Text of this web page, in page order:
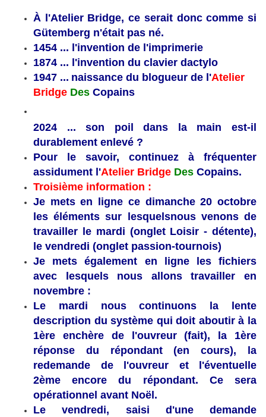
À l'Atelier Bridge, ce serait donc comme si
Gütemberg n'était pas né.
1454 ... l'invention de l'imprimerie
1874 ... l'invention du clavier dactylo
1947 ... naissance du blogueur de l'Atelier
Bridge Des Copains
2024 ... son poil dans la main est-il
durablement enlevé ?
Pour le savoir, continuez à fréquenter
assidument l'Atelier Bridge Des Copains.
Troisième information :
Je mets en ligne ce dimanche 20 octobre
les élémentssur lesquelsnous venons de
travailler le mardi (onglet Loisir - détente),
le vendredi (onglet passion-tournois)
Je mets également en ligne les fichiers
avec lesquels nous allons travailler en
novembre :
Le mardi nous continuons la lente
description du système qui doit aboutir à la
1ère enchère de l'ouvreur (fait), la 1ère
réponse du répondant (en cours), la
redemande de l'ouvreur et l'éventuelle
2ème encore du répondant. Ce sera
opérationnel avant Noël.
Le vendredi, saisi d'une demande